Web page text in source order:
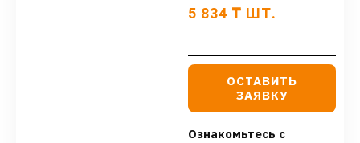
5 834 ₸ ШТ.
ОСТАВИТЬ
ЗАЯВКУ
Ознакомьтесь с